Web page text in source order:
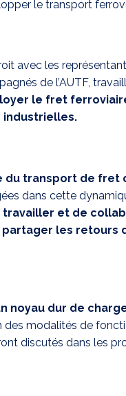
le transport
avec les
de l’AUTF,
le fret
industrielles.
transport de fret
dans cette
travailler et de
les retours
noyau dur de
des modalités de
discutés dans les